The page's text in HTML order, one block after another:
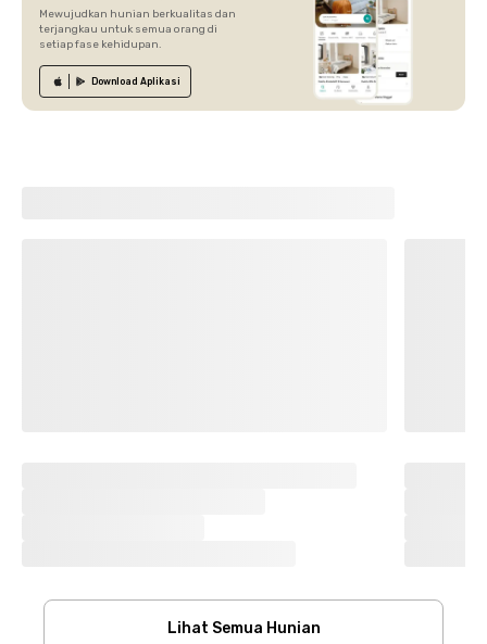
Mewujudkan hunian berkualitas dan
terjangkau untuk semua orang di
setiap fase kehidupan.
Download Aplikasi
Lihat Semua Hunian